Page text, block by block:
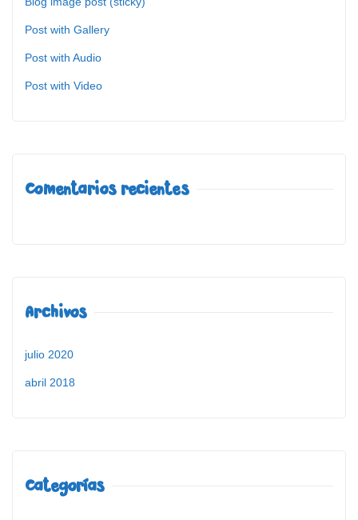
Post with Gallery
Post with Audio
Post with Video
Comentarios recientes
Archivos
julio 2020
abril 2018
Categorías